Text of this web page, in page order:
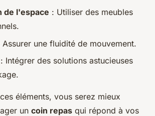
de l'espace : Utiliser des meubles
Assurer une fluidité de mouvement.
: Intégrer des solutions astucieuses
éléments, vous serez mieux
un coin repas qui répond à vos